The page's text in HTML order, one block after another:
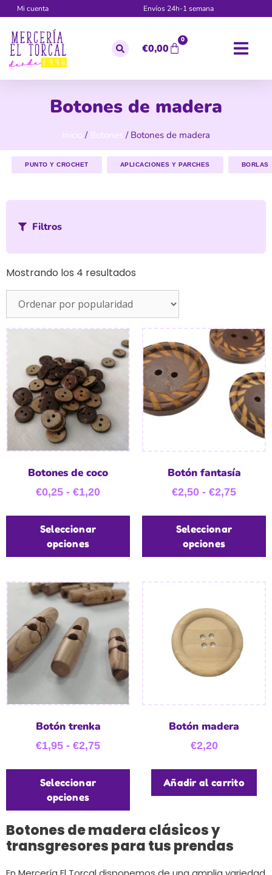
Mi cuenta Envíos 24h-1 semana
€0,00
0
Botones de madera
Inicio / Botones / Botones de madera
PUNTO Y CROCHET APLICACIONES Y PARCHES BORLAS
Filtros
Mostrando los 4 resultados
Botones de coco
€0,25 - €1,20
Seleccionar
opciones
Botón fantasía
€2,50 - €2,75
Seleccionar
opciones
Botón trenka
€1,95 - €2,75
Seleccionar
opciones
Botón madera
€2,20
Añadir al carrito
Botones de madera clásicos y
transgresores para tus prendas